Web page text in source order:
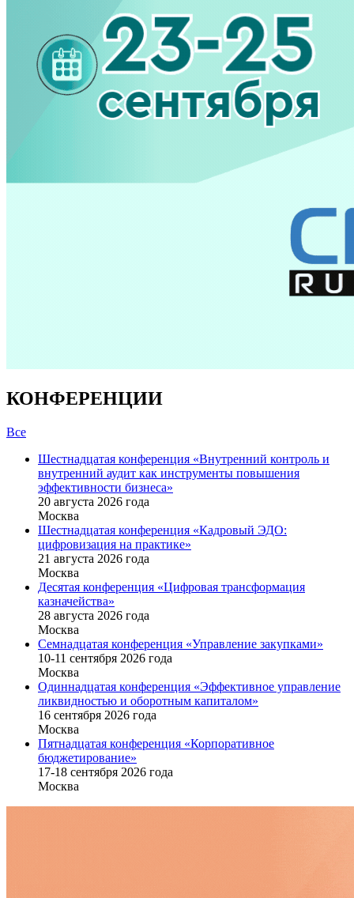
КОНФЕРЕНЦИИ
Все
Шестнадцатая конференция «Внутренний контроль и
внутренний аудит как инструменты повышения
эффективности бизнеса»
20 августа 2026 года
Москва
Шестнадцатая конференция «Кадровый ЭДО:
цифровизация на практике»
21 августа 2026 года
Москва
Десятая конференция «Цифровая трансформация
казначейства»
28 августа 2026 года
Москва
Семнадцатая конференция «Управление закупками»
10-11 сентября 2026 года
Москва
Одиннадцатая конференция «Эффективное управление
ликвидностью и оборотным капиталом»
16 cентября 2026 года
Москва
Пятнадцатая конференция «Корпоративное
бюджетирование»
17-18 сентября 2026 года
Москва